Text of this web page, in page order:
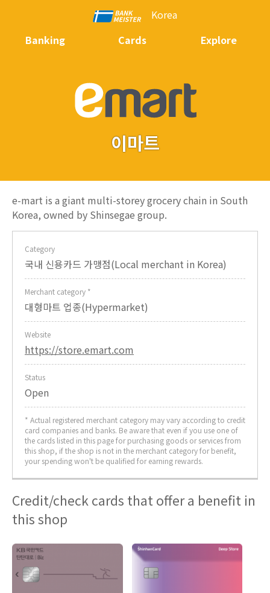
Korea
Banking
Cards Explore
이마트
e-mart is a giant multi-storey grocery chain in South
Korea, owned by Shinsegae group.
Category
국내 신용카드 가맹점(Local merchant in Korea)
Merchant category *
대형마트 업종(Hypermarket)
Website
https://store.emart.com
Status
Open
* Actual registered merchant category may vary according to credit
card companies and banks. Be aware that even if you use one of
the cards listed in this page for purchasing goods or services from
this shop, if the shop is not in the merchant category for benefit,
your spending won't be qualified for earning rewards.
Credit/check cards that offer a benefit in
this shop